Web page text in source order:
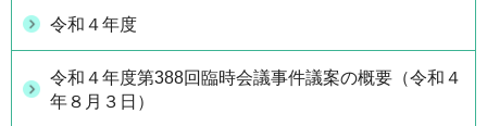
令和４年度
令和４年度第388回臨時会議事件議案の概要（令和４
年８月３日）